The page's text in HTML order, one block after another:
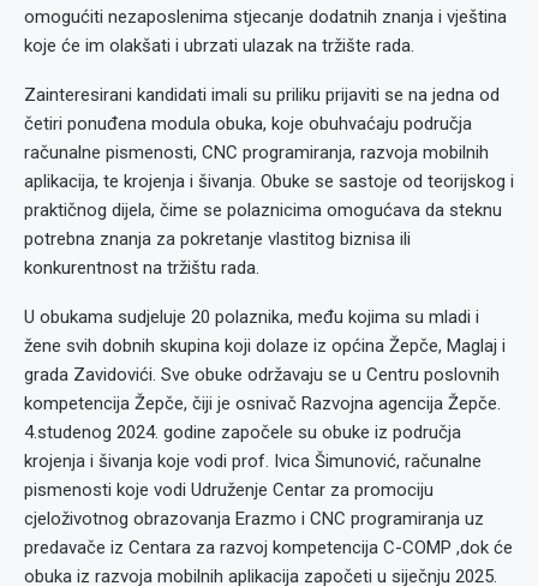
omogućiti nezaposlenima stjecanje dodatnih znanja i vještina
koje će im olakšati i ubrzati ulazak na tržište rada.
Zainteresirani kandidati imali su priliku prijaviti se na jedna od
četiri ponuđena modula obuka, koje obuhvaćaju područja
računalne pismenosti, CNC programiranja, razvoja mobilnih
aplikacija, te krojenja i šivanja. Obuke se sastoje od teorijskog i
praktičnog dijela, čime se polaznicima omogućava da steknu
potrebna znanja za pokretanje vlastitog biznisa ili
konkurentnost na tržištu rada.
U obukama sudjeluje 20 polaznika, među kojima su mladi i
žene svih dobnih skupina koji dolaze iz općina Žepče, Maglaj i
grada Zavidovići. Sve obuke održavaju se u Centru poslovnih
kompetencija Žepče, čiji je osnivač Razvojna agencija Žepče.
4.studenog 2024. godine započele su obuke iz područja
krojenja i šivanja koje vodi prof. Ivica Šimunović, računalne
pismenosti koje vodi Udruženje Centar za promociju
cjeloživotnog obrazovanja Erazmo i CNC programiranja uz
predavače iz Centara za razvoj kompetencija C-COMP ,dok će
obuka iz razvoja mobilnih aplikacija započeti u siječnju 2025.